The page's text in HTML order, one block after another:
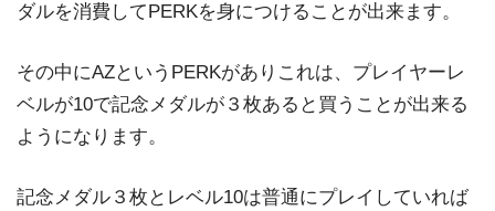
ダルを消費してPERKを身につけることが出来ます。
その中にAZというPERKがありこれは、プレイヤーレ
ベルが10で記念メダルが３枚あると買うことが出来る
ようになります。
記念メダル３枚とレベル10は普通にプレイしていれば